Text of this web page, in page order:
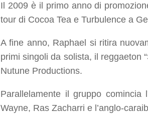
Il 2009 è il primo anno di
tour di Cocoa Tea e Turbulence a
A fine anno, Raphael si ritira
primi singoli da solista, il reggaeton “
Nutune Productions.
Parallelamente il gruppo
Wayne, Ras Zacharri e l’anglo-